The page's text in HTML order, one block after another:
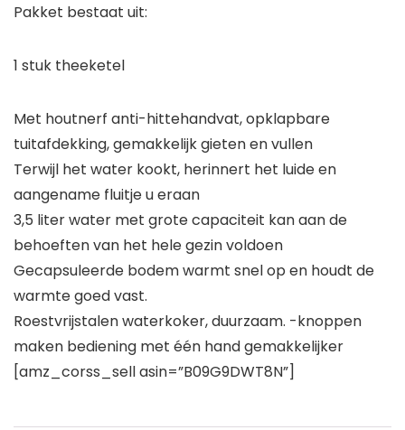
Pakket bestaat uit:
1 stuk theeketel
Met houtnerf anti-hittehandvat, opklapbare
tuitafdekking, gemakkelijk gieten en vullen
Terwijl het water kookt, herinnert het luide en
aangename fluitje u eraan
3,5 liter water met grote capaciteit kan aan de
behoeften van het hele gezin voldoen
Gecapsuleerde bodem warmt snel op en houdt de
warmte goed vast.
Roestvrijstalen waterkoker, duurzaam. -knoppen
maken bediening met één hand gemakkelijker
[amz_corss_sell asin=”B09G9DWT8N”]